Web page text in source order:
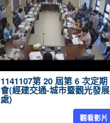
1141107第 20 屆第 6 次定期
會(經建交通-城市暨觀光發展
處)
觀看影片